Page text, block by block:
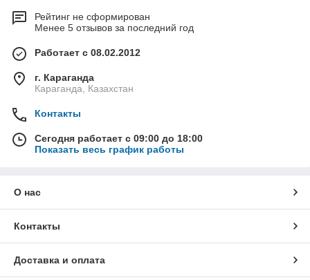
Рейтинг не сформирован
Менее 5 отзывов за последний год
Работает с 08.02.2012
г. Караганда
Караганда, Казахстан
Контакты
Сегодня работает с 09:00 до 18:00
Показать весь график работы
О нас
Контакты
Доставка и оплата